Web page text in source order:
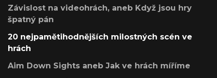
Závislost na videohrách, aneb Když jsou hry
špatný pán
20 nejpamětihodnějších milostných scén ve
hrách
Aim Down Sights aneb Jak ve hrách míříme